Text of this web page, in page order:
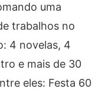
uma
trabalhos no
4 novelas, 4
e mais de 30
eles: Festa 60